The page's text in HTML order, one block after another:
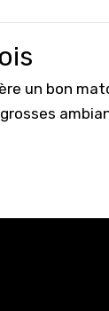
un bon
grosses